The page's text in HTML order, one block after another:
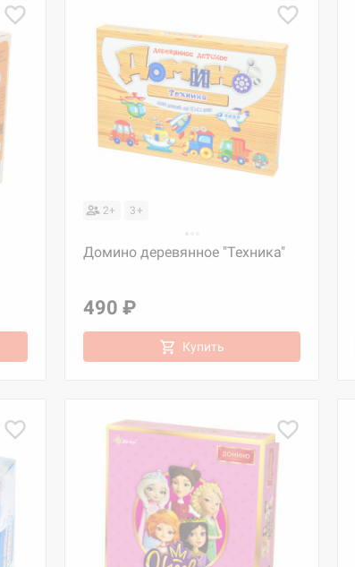
2+ 3+
Домино деревянное "Техника"
490 ₽
Купить